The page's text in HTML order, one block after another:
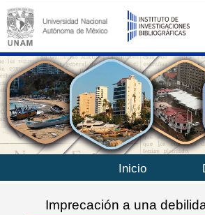
Inicio
Imprecación a una